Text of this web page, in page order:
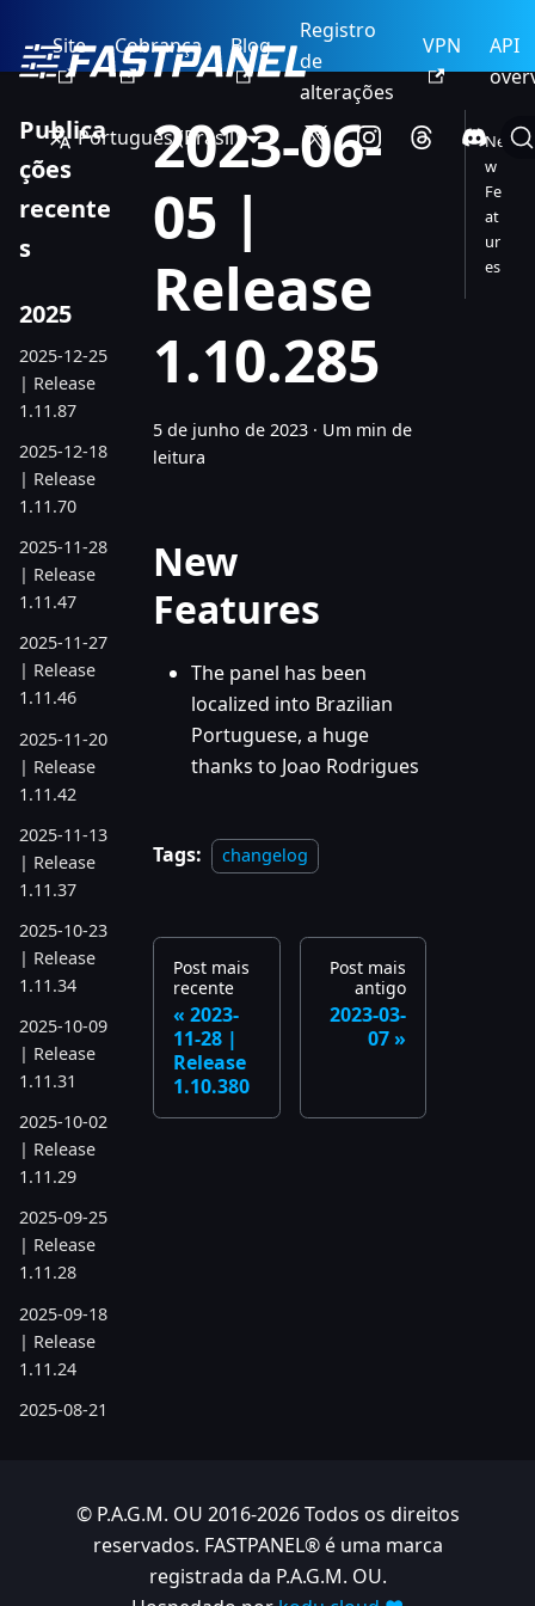
Site Cobrança Blog
Registro
de
alterações
VPN
API
Português (Brasil)
Publica
ções
recente
s
2025
2025-12-25
| Release
1.11.87
2025-12-18
| Release
1.11.70
2025-11-28
| Release
1.11.47
2025-11-27
| Release
1.11.46
2025-11-20
| Release
1.11.42
2025-11-13
| Release
1.11.37
2025-10-23
| Release
1.11.34
2025-10-09
| Release
1.11.31
2025-10-02
| Release
1.11.29
2025-09-25
| Release
1.11.28
2025-09-18
| Release
1.11.24
2025-08-21
2025-07-17
2023-06-
05 |
Release
1.10.285
5 de junho de 2023 · Um min de
leitura
New
Features
The panel has been
localized into Brazilian
Portuguese, a huge
thanks to Joao Rodrigues
Tags: changelog
Post mais
recente
2023-
11-28 |
Release
1.10.380
Post mais
antigo
2023-03-
07
Ne
w
Fe
at
ur
es
© P.A.G.M. OU 2016-2026 Todos os direitos
reservados. FASTPANEL® é uma marca
registrada da P.A.G.M. OU.